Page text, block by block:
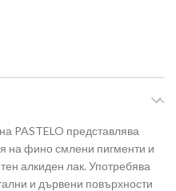
PASTELO представлява
на фино смлени пигменти и
алкиден лак. Употребява
и дървени повърхности